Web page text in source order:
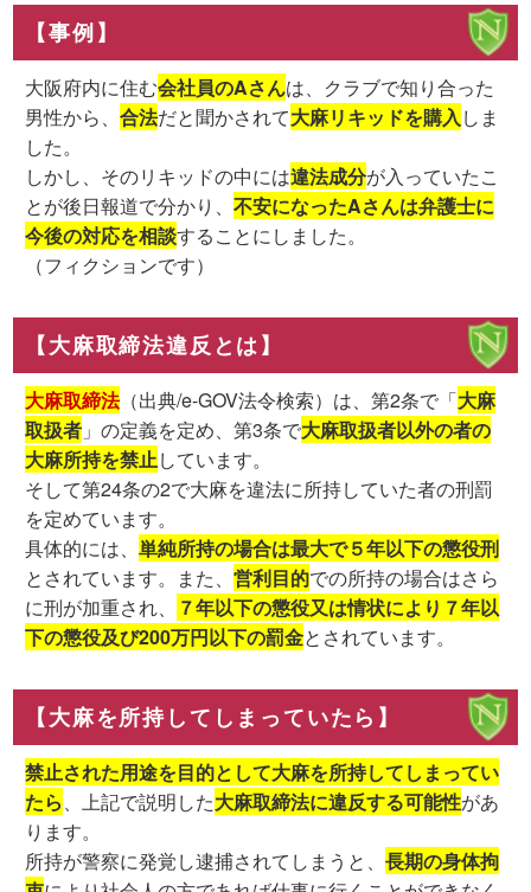
【事例】
大阪府内に住む会社員のAさんは、クラブで知り合った
男性から、合法だと聞かされて大麻リキッドを購入しま
した。
しかし、そのリキッドの中には違法成分が入っていたこ
とが後日報道で分かり、不安になったAさんは弁護士に
今後の対応を相談することにしました。
（フィクションです）
【大麻取締法違反とは】
大麻取締法（出典/e-GOV法令検索）は、第2条で「大麻
取扱者 」の定義を定め、第3条で大麻取扱者以外の者の
大麻所持を禁止しています。
そして第24条の2で大麻を違法に所持していた者の刑罰
を定めています。
具体的には、単純所持の場合は最大で５年以下の懲役刑
とされています。また、営利目的での所持の場合はさら
に刑が加重され、
７年以下の懲役又は情状により７年以
下の懲役及び200万円以下の罰金とされています。
【大麻を所持してしまっていたら】
禁止された用途を目的として大麻を所持してしまってい
たら、上記で説明した大麻取締法に違反する可能性があ
ります。
所持が警察に発覚し逮捕されてしまうと、長期の身体拘